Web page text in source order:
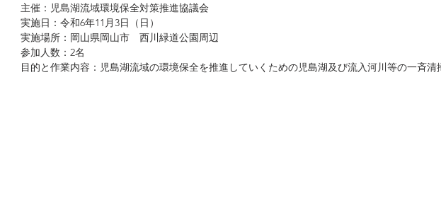
主催：児島湖流域環境保全対策推進協議会
実施日：令和6年11月3日（日）
実施場所：岡山県岡山市　西川緑道公園周辺
参加人数：2名
目的と作業内容：児島湖流域の環境保全を推進していくための児島湖及び流入河川等の一斉清